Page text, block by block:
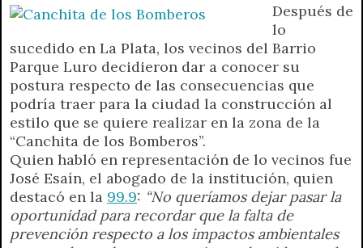
Después de
lo
sucedido en La Plata, los vecinos del Barrio
Parque Luro decidieron dar a conocer su
postura respecto de las consecuencias que
podría traer para la ciudad la construcción al
estilo que se quiere realizar en la zona de la
“Canchita de los Bomberos”.
Quien habló en representación de lo vecinos fue
José Esaín, el abogado de la institución, quien
destacó en la 99.9: “No queríamos dejar pasar la
oportunidad para recordar que la falta de
prevención respecto a los impactos ambientales